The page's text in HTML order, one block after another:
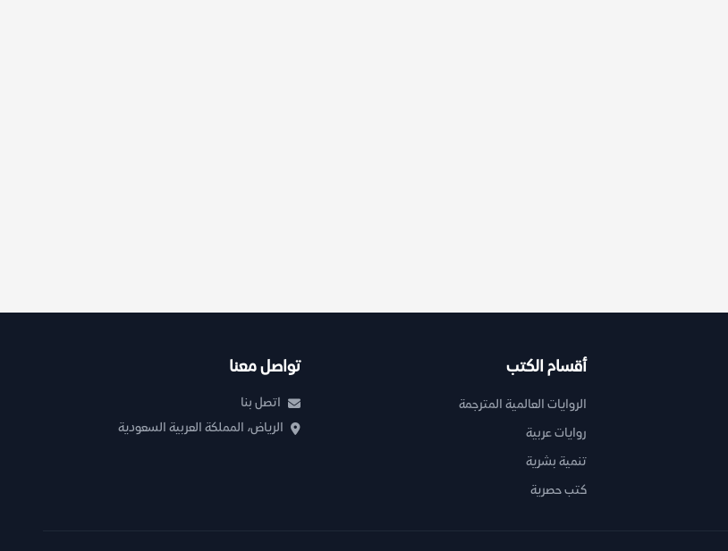
أقسام الكتب
الروايات العالمية المترجمة
روايات عربية
تنمية بشرية
كتب حصرية
تواصل معنا
اتصل بنا
الرياض، المملكة العربية السعودية